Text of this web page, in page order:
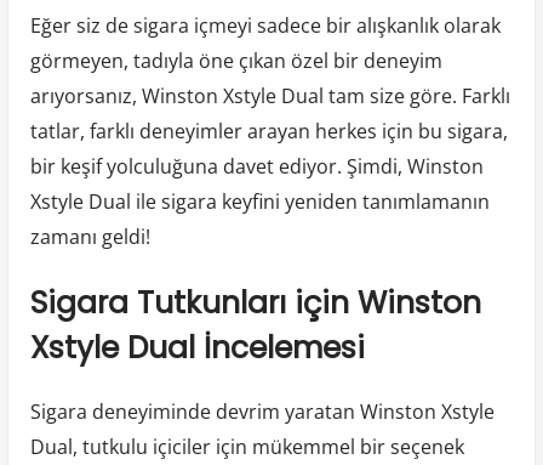
Eğer siz de sigara içmeyi sadece bir alışkanlık olarak
görmeyen, tadıyla öne çıkan özel bir deneyim
arıyorsanız, Winston Xstyle Dual tam size göre. Farklı
tatlar, farklı deneyimler arayan herkes için bu sigara,
bir keşif yolculuğuna davet ediyor. Şimdi, Winston
Xstyle Dual ile sigara keyfini yeniden tanımlamanın
zamanı geldi!
Sigara Tutkunları için Winston
Xstyle Dual İncelemesi
Sigara deneyiminde devrim yaratan Winston Xstyle
Dual, tutkulu içiciler için mükemmel bir seçenek